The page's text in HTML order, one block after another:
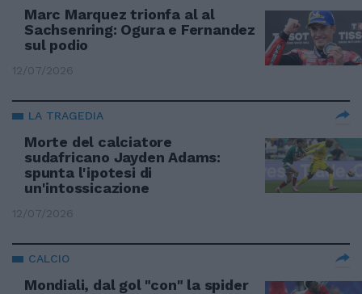
Marc Marquez trionfa al al
Sachsenring: Ogura e Fernandez
sul podio
12/07/2026
LA TRAGEDIA
Morte del calciatore
sudafricano Jayden Adams:
spunta l'ipotesi di
un'intossicazione
12/07/2026
CALCIO
Mondiali, dal gol "con" la spider